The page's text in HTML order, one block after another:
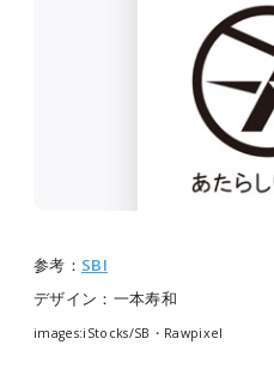
参考： SBI
デザイン：一本寿和
images:iStocks/SB・Rawpixel